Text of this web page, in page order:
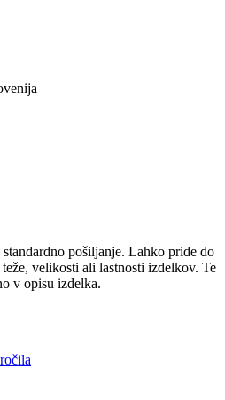
pošiljanje. Lahko pride do
velikosti ali lastnosti izdelkov. Te
v opisu izdelka.